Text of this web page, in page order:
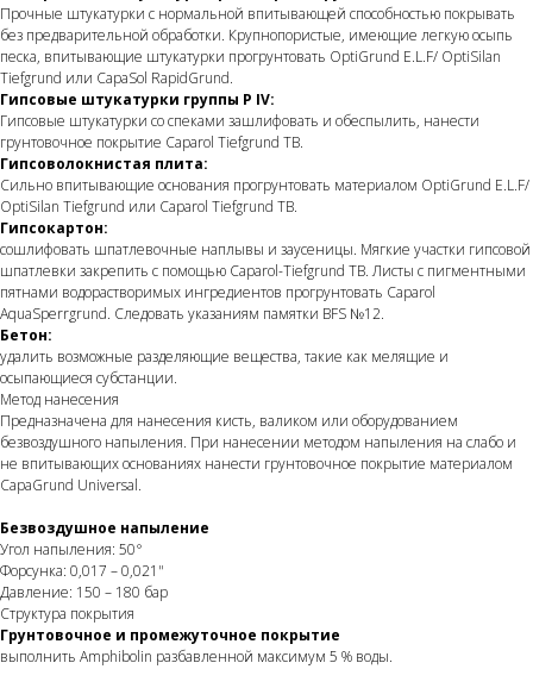
Прочные штукатурки с нормальной впитывающей способностью покрывать
без предварительной обработки. Крупнопористые, имеющие легкую осыпь
песка, впитывающие штукатурки прогрунтовать OptiGrund E.L.F/ OptiSilan
Tiefgrund или CapaSol RapidGrund.
Гипсовые штукатурки группы P IV:
Гипсовые штукатурки со спеками зашлифовать и обеспылить, нанести
грунтовочное покрытие Caparol Tiefgrund TB.
Гипсоволокнистая плита:
Сильно впитывающие основания прогрунтовать материалом OptiGrund E.L.F/
OptiSilan Tiefgrund или Caparol Tief­grund TB.
Гипсокартон:
сошлифовать шпатлевочные наплывы и заусеницы. Мягкие участки гипсовой
шпатлевки закрепить с помощью Caparol-Tiefgrund TB. Листы с пигментными
пятнами водорастворимых ингредиентов прогрунтовать Caparol
AquaSperrgrund. Следовать указаниям памятки BFS №12.
Бетон:
удалить возможные разделяющие вещества, такие как мелящие и
осыпающиеся субстанции.
Метод нанесения
Предназначена для нанесения кисть, валиком или оборудованием
безвоздушного напыления. При нанесении методом напыления на слабо и
не впитывающих основаниях нанести грунтовочное покрытие материалом
CapaGrund Universal.
Безвоздушное напыление
Угол напыления: 50°
Форсунка: 0,017 – 0,021"
Давление: 150 – 180 бар
Структура покрытия
Грунтовочное и промежуточное покрытие
выполнить Amphibolin разбавленной максимум 5 % воды.